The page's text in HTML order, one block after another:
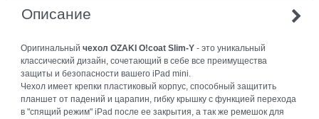
Описание
Оригинальный чехол OZAKI O!coat Slim-Y- это уникальный
классический дизайн, сочетающий в себе все преимущества
защиты и безопасности вашего iPad mini.
Чехол имеет крепки пластиковый корпус, способный защитить
планшет от падений и царапин, гибку крышку с функцией перехода
в "спящий режим" iPad после ее закрытия, а так же ремешок для